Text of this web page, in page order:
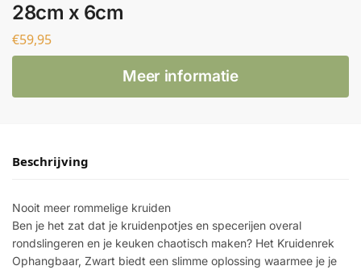
28cm x 6cm
€59,95
Meer informatie
Beschrijving
Nooit meer rommelige kruiden
Ben je het zat dat je kruidenpotjes en specerijen overal
rondslingeren en je keuken chaotisch maken? Het Kruidenrek
Ophangbaar, Zwart biedt een slimme oplossing waarmee je je